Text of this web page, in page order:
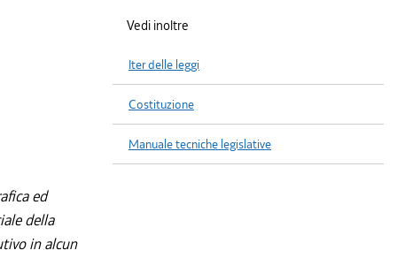
ed
della
in alcun
Vedi inoltre
Iter delle leggi
Costituzione
Manuale tecniche legislative